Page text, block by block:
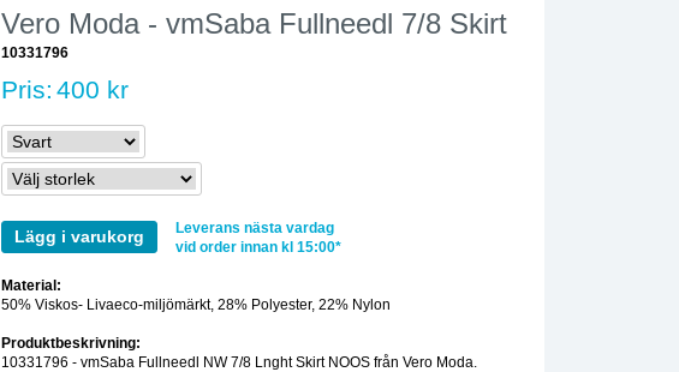
Vero Moda - vmSaba Fullneedl 7/8 Skirt
10331796
Pris: 400 kr
Lägg i varukorg
Leverans nästa vardag
vid order innan kl 15:00*
Material:
50% Viskos- Livaeco-miljömärkt, 28% Polyester, 22% Nylon
Produktbeskrivning:
10331796 - vmSaba Fullneedl NW 7/8 Lnght Skirt NOOS från Vero Moda.